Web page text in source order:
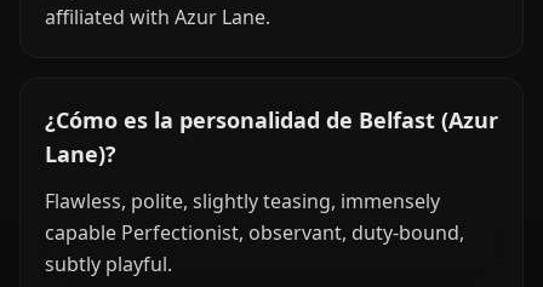
affiliated with Azur Lane.
¿Cómo es la personalidad de Belfast (Azur
Lane)?
Flawless, polite, slightly teasing, immensely
capable Perfectionist, observant, duty-bound,
subtly playful.